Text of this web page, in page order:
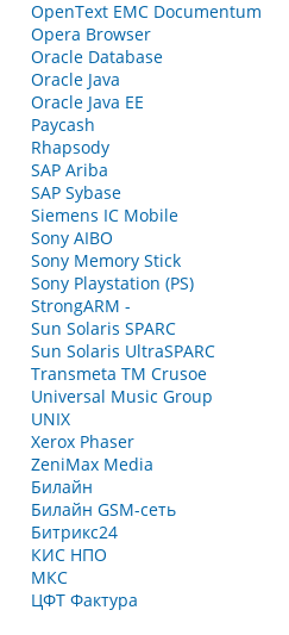
OpenText EMC Documentum
Opera Browser
Oracle Database
Oracle Java
Oracle Java EE
Paycash
Rhapsody
SAP Ariba
SAP Sybase
Siemens IC Mobile
Sony AIBO
Sony Memory Stick
Sony Playstation (PS)
StrongARM -
Sun Solaris SPARC
Sun Solaris UltraSPARC
Transmeta TM Crusoe
Universal Music Group
UNIX
Xerox Phaser
ZeniMax Media
Билайн
Билайн GSM-сеть
Битрикс24
КИС НПО
МКС
ЦФТ Фактура